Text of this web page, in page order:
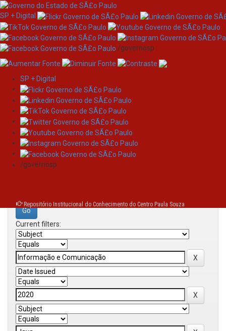
Skip
navigation
SP + Digital
/governosp
SP + Digital
/governosp
Repositório Institucional do Conhecimento do Centro Paula Souza
Search
Search:
Current filters: